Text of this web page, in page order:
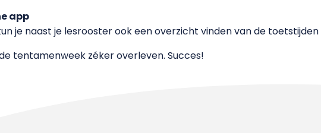
app
je naast je lesrooster ook een overzicht vinden van de
tentamenweek zéker overleven. Succes!